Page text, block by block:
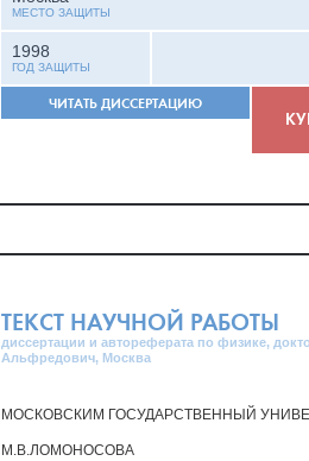
МЕСТО ЗАЩИТЫ
1998
ГОД ЗАЩИТЫ
ЧИТАТЬ ДИССЕРТАЦИЮ
ТЕКСТ НАУЧНОЙ РАБОТЫ
диссертации и автореферата по физике,
Альфредович, Москва
МОСКОВСКИМ ГОСУДАРСТВЕННЫЙ
М.В.ЛОМОНОСОВА